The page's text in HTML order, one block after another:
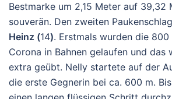
Bestmarke um 2,15 Meter auf 39,32
souverän. Den zweiten
Heinz (14). Erstmals wurden die
Corona in Bahnen gelaufen und das
extra geübt. Nelly startete auf der
die erste Gegnerin bei ca. 600 m.